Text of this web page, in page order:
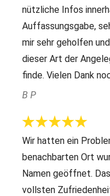
nützliche Infos
Auffassungsgabe,
mir sehr geholfen
dieser Art der
finde. Vielen Dank
B P
Wir hatten ein
benachbarten Ort
Namen geöffnet.
vollsten